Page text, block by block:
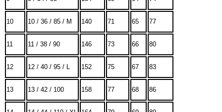
10 10 / 36 / 85 / M 140 71 65 77
11 11 / 38 / 90 146 73 66 80
12 12 / 40 / 95 / L 152 75 67 83
13 13 / 42 / 100 158 77 68 86